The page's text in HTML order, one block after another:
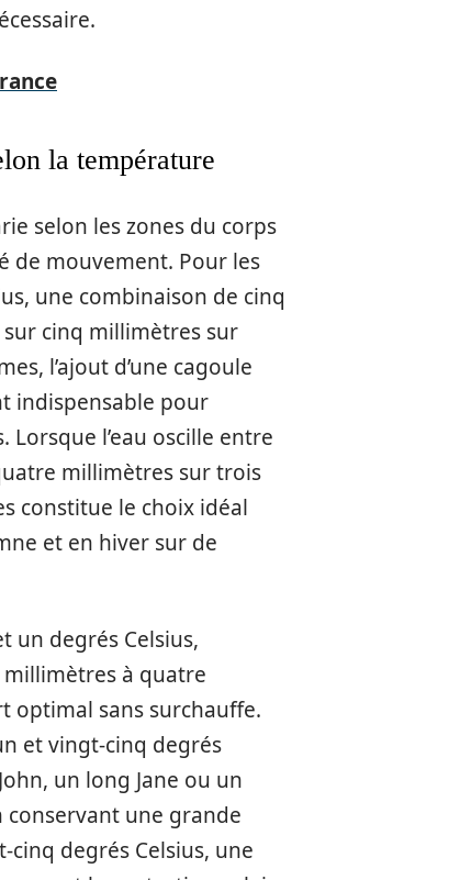
la température
selon les zones du corps
de mouvement. Pour les
une combinaison de cinq
cinq millimètres sur
l’ajout d’une cagoule
indispensable pour
l’eau oscille entre
millimètres sur trois
constitue le choix idéal
et en hiver sur de
un degrés Celsius,
à quatre
optimal sans surchauffe.
et vingt-cinq degrés
un long Jane ou un
une grande
degrés Celsius, une